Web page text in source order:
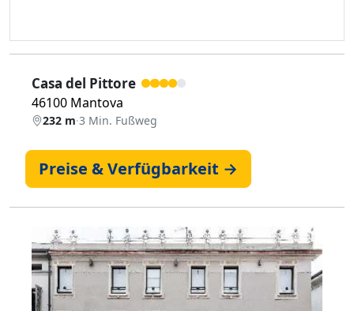
Casa del Pittore
46100 Mantova
232 m·3 Min. Fußweg
Preise & Verfügbarkeit →